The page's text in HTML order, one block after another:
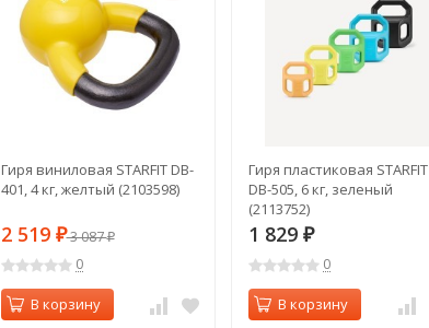
Гиря виниловая STARFIT DB-
401, 4 кг, желтый (2103598)
2 519 ₽3 087₽
0
В корзину
Гиря пластиковая STARFIT
DB-505, 6 кг, зеленый
(2113752)
1 829₽
0
В корзину